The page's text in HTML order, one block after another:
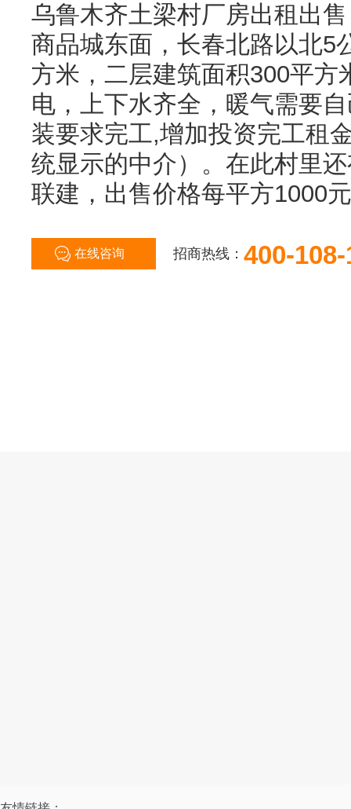
乌鲁木齐土梁村厂房出租出
商品城东面，长春北路以北5
方米，二层建筑面积300平方
电，上下水齐全，暖气需要
装要求完工,增加投资完工租
统显示的中介）。在此村里
联建，出售价格每平方1000
在线咨询 招商热线： 400-